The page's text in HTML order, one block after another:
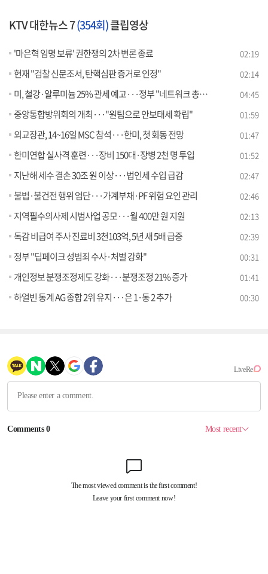
KTV 대한뉴스 7(354회)클립영상
'마은혁 임명 보류' 권한쟁의 2차 변론 종료 02:19
헌재 "검찰 신문조서, 탄핵심판 증거로 인정" 02:14
미, 철강·알루미늄 25% 관세 예고···정부 "네트워크 총동원" [뉴스의 맥] 04:45
중앙통합방위회의 개최···"원팀으로 안보태세 확립" 01:59
외교장관, 14~16일 MSC 참석···한미, 첫 회동 전망 01:47
한미연합 실사격 훈련···장비 150대·장병 2천 명 투입 01:52
지난해 세수 결손 30조 원 이상···법인세 수입 급감 02:47
불법·불건전 행위 엄단···가계부채·PF 위험 요인 관리 02:46
지역필수의사제 시범사업 공모···월 400만 원 지원 02:13
독감 비급여 주사 진료비 3천103억, 5년 새 5배 급증 02:39
정부 "딥페이크 성범죄 수사·처벌 강화" 00:31
개인정보 분쟁조정제도 강화···분쟁조정 21% 증가 01:41
하얼빈 동계 AG 종합 2위 유지···은 1·동 2 추가 00:30